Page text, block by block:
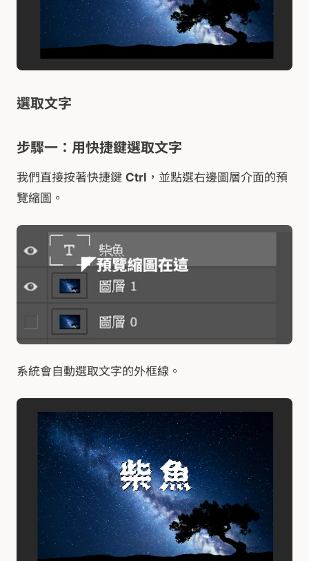
選取文字
步驟一：用快捷鍵選取文字
我們直接按著快捷鍵 Ctrl ，並點選右邊圖層介面的預
覽縮圖。
系統會自動選取文字的外框線。